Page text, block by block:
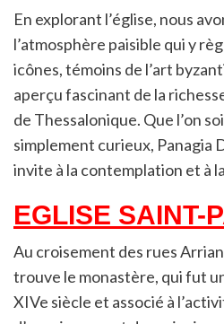
En explorant l’église, nous
l’atmosphère paisible qui y
icônes, témoins de l’art
aperçu fascinant de la
de Thessalonique. Que l’on
simplement curieux, Panagia
invite à la contemplation et à
EGLISE SAINT-
Au croisement des rues
trouve le monastère, qui fut
XIVe siècle et associé à